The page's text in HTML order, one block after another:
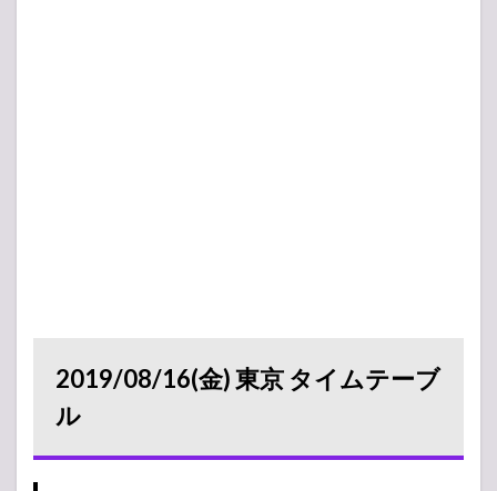
2019/08/16(金) 東京 タイムテーブ
ル